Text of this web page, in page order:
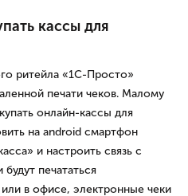
кассы для
ритейла «1С-Просто»
печати чеков. Малому
онлайн-кассы для
на android смартфон
и настроить связь с
печататься
в офисе, электронные чеки